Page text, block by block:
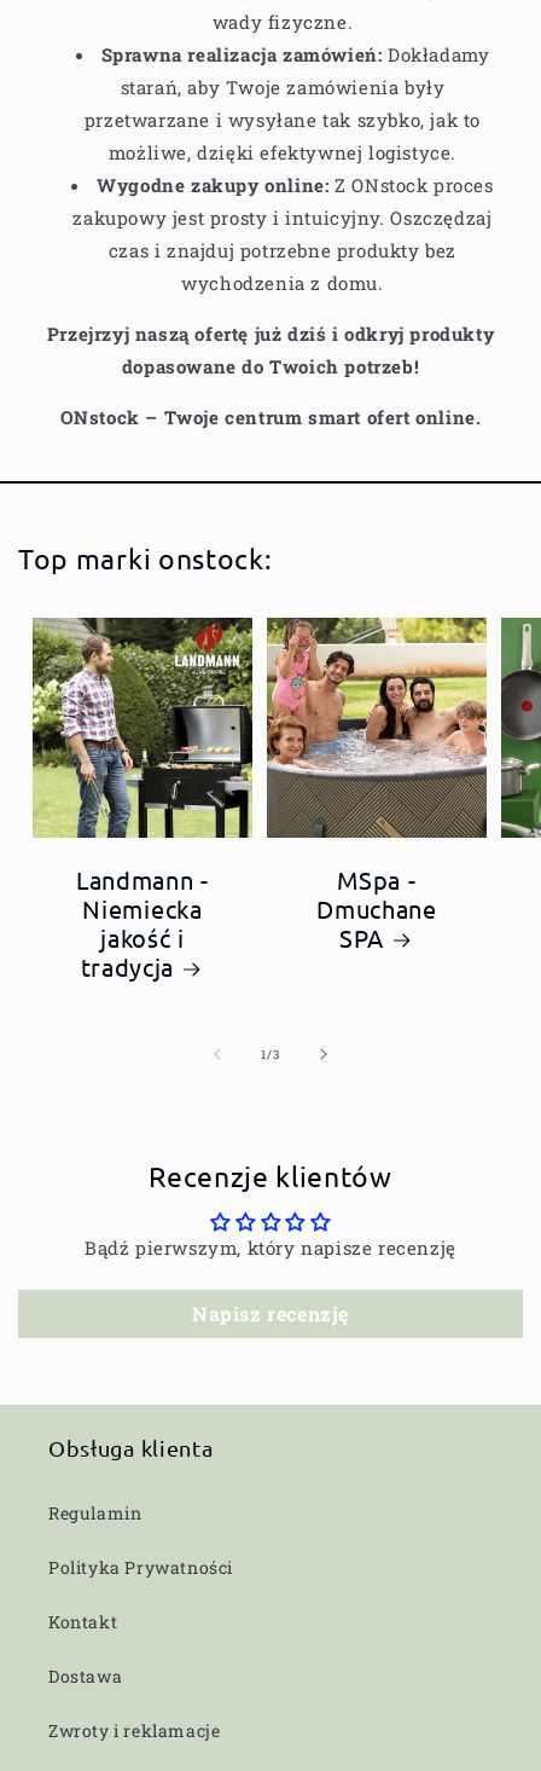
wady fizyczne.
Sprawna realizacja zamówień: Dokładamy
starań, aby Twoje zamówienia były
przetwarzane i wysyłane tak szybko, jak to
możliwe, dzięki efektywnej logistyce.
Wygodne zakupy online: Z ONstock proces
zakupowy jest prosty i intuicyjny. Oszczędzaj
czas i znajduj potrzebne produkty bez
wychodzenia z domu.
Przejrzyj naszą ofertę już dziś i odkryj produkty
dopasowane do Twoich potrzeb!
ONstock – Twoje centrum smart ofert online.
Top marki onstock:
Landmann -
Niemiecka
jakość i
tradycja
MSpa -
Dmuchane
SPA
1/z3
Recenzje klientów
Bądź pierwszym, który napisze recenzję
Napisz recenzję
Obsługa klienta
Regulamin
Polityka Prywatności
Kontakt
Dostawa
Zwroty i reklamacje